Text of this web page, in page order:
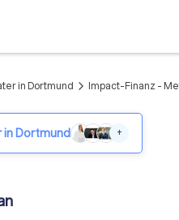
in Dortmund arrow_forward_ios Impact-Finanz -
in Dortmund +